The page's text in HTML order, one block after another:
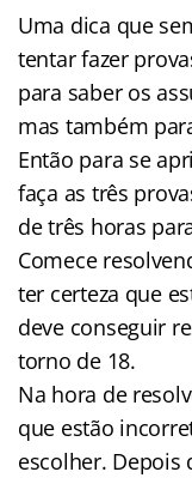
Uma dica que
tentar fazer
para saber os
mas também
Então para se
faça as três
de três horas
Comece
ter certeza que
deve conseguir
torno de 18.
Na hora de
que estão
escolher. Depois